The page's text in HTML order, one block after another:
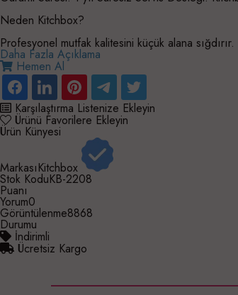
Neden Kitchbox?
Profesyonel mutfak kalitesini küçük alana
Daha Fazla Açıklama
Hemen Al
Karşılaştırma Listenize Ekleyin
Ürünü Favorilere Ekleyin
Ürün Künyesi
MarkasıKitchbox
Stok KoduKB-2208
Puanı
Yorum0
Görüntülenme8868
Durumu
İndirimli
Ücretsiz Kargo